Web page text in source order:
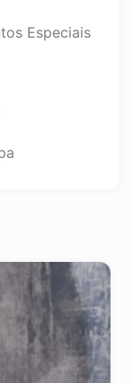
Especiais